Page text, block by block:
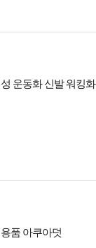
운동화 신발 워킹화
품 아쿠아덧